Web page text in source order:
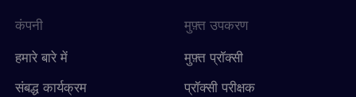
कंपनी
हमारे बारे में
संबद्ध कार्यक्रम
मुफ़्त उपकरण
मुफ़्त प्रॉक्सी
प्रॉक्सी परीक्षक